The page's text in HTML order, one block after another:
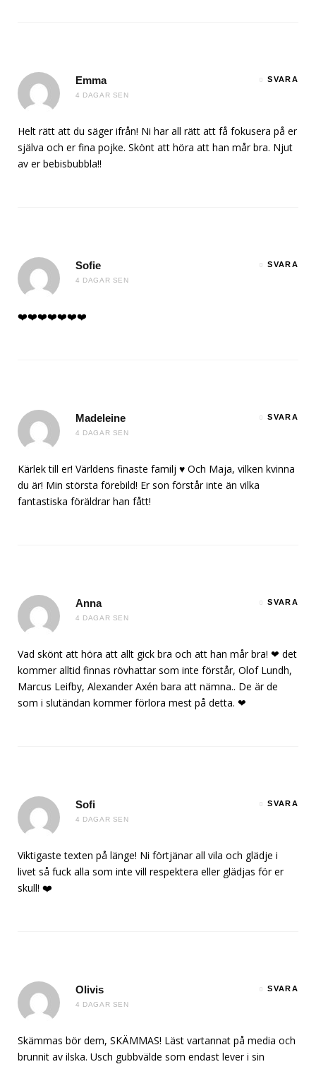
Emma
4 DAGAR SEN
SVARA
Helt rätt att du säger ifrån! Ni har all rätt att få fokusera på er
själva och er fina pojke. Skönt att höra att han mår bra. Njut
av er bebisbubbla!!
Sofie
4 DAGAR SEN
SVARA
❤️❤️❤️❤️❤️❤️❤️
Madeleine
4 DAGAR SEN
SVARA
Kärlek till er! Världens finaste familj ♥️ Och Maja, vilken kvinna
du är! Min största förebild! Er son förstår inte än vilka
fantastiska föräldrar han fått!
Anna
4 DAGAR SEN
SVARA
Vad skönt att höra att allt gick bra och att han mår bra! ❤ det
kommer alltid finnas rövhattar som inte förstår, Olof Lundh,
Marcus Leifby, Alexander Axén bara att nämna.. De är de
som i slutändan kommer förlora mest på detta. ❤
Sofi
4 DAGAR SEN
SVARA
Viktigaste texten på länge! Ni förtjänar all vila och glädje i
livet så fuck alla som inte vill respektera eller glädjas för er
skull! ❤️
Olivis
4 DAGAR SEN
SVARA
Skämmas bör dem, SKÄMMAS! Läst vartannat på media och
brunnit av ilska. Usch gubbvälde som endast lever i sin